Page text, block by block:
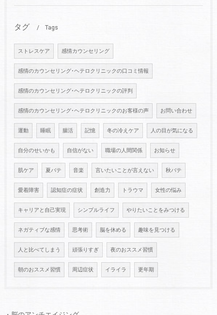
タグ Tags
ストレスケア 感情カウンセリング
感情のカウンセリング･ヘテロクリニックの口コミ情報
感情のカウンセリング･ヘテロクリニックの評判
感情のカウンセリング･ヘテロクリニックのお客様の声 お問い合わせ
運動 睡眠 腸活 記憶 冬の冷えケア 人の目が気になる
自分のせいかも 自信がない 職場の人間関係 お知らせ
肌ケア 夏バテ 音楽 言いたいことが言えない 秋バテ
愛着障害 認知症の症状 創造力 トラウマ 女性の悩み
キャリアと自己実現 シンプルライフ やりたいことをみつける
ネガティブな感情 思考術 脳を休める 趣味を見つける
人と比べてしまう 頑張りすぎ 夜のおススメ習慣
朝のおススメ習慣 周辺症状 イライラ 更年期